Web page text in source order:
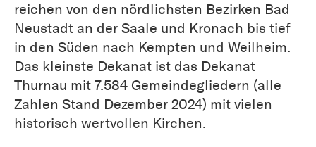
reichen von den nördlichsten Bezirken Bad
Neustadt an der Saale und Kronach bis tief
in den Süden nach Kempten und Weilheim.
Das kleinste Dekanat ist das Dekanat
Thurnau mit 7.584 Gemeindegliedern (alle
Zahlen Stand Dezember 2024) mit vielen
historisch wertvollen Kirchen.